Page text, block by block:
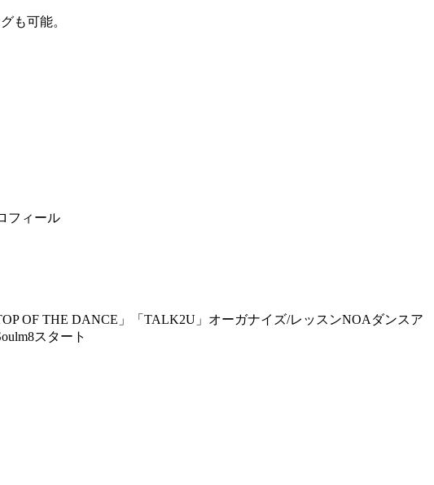
も可能。
フィール
OF THE DANCE」「TALK2U」オーガナイズ/レッスンNOAダンスア
スタート